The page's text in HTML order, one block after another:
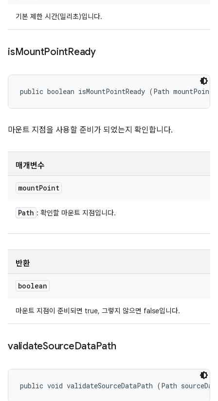
기본 제한 시간(밀리초)입니다.
isMountPointReady
public boolean isMountPointReady (Path mountPoint)
마운트 지점을 사용할 준비가 되었는지 확인합니다.
매개변수
mountPoint
Path : 확인할 마운트 지점입니다.
반환
boolean
마운트 지점이 준비되면 true, 그렇지 않으면 false입니다.
validateSourceDataPath
public void validateSourceDataPath (Path